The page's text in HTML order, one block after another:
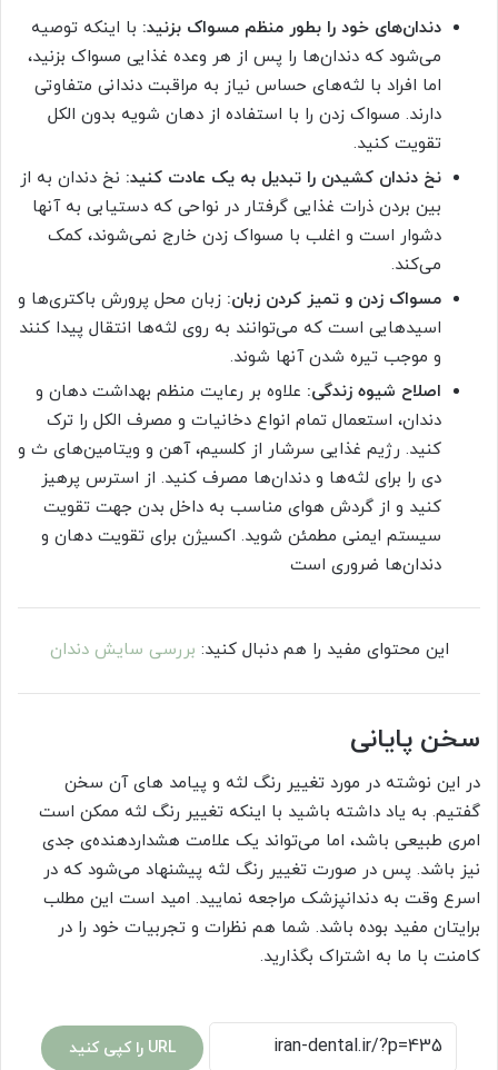
دندان‌های خود را بطور منظم مسواک بزنید: با اینکه توصیه
می‌شود که دندان‌ها را پس از هر وعده غذایی مسواک بزنید،
اما افراد با لثه‌های حساس نیاز به مراقبت دندانی متفاوتی
دارند. مسواک زدن را با استفاده از دهان شویه بدون الکل
تقویت کنید.
نخ دندان کشیدن را تبدیل به یک عادت کنید: نخ دندان به از
بین بردن ذرات غذایی گرفتار در نواحی که دستیابی به آنها
دشوار است و اغلب با مسواک زدن خارج نمی‌شوند، کمک
می‌کند.
مسواک زدن و تمیز کردن زبان: زبان محل پرورش باکتری‌ها و
اسیدهایی است که می‌توانند به روی لثه‌ها انتقال پیدا کنند
و موجب تیره شدن آنها شوند.
اصلاح شیوه زندگی: علاوه بر رعایت منظم بهداشت دهان و
دندان، استعمال تمام انواع دخانیات و مصرف الکل را ترک
کنید. رژیم غذایی سرشار از کلسیم، آهن و ویتامین‌های ث و
دی را برای لثه‌ها و دندان‌ها مصرف کنید. از استرس پرهیز
کنید و از گردش هوای مناسب به داخل بدن جهت تقویت
سیستم ایمنی مطمئن شوید. اکسیژن برای تقویت دهان و
دندان‌ها ضروری است
این محتوای مفید را هم دنبال کنید: بررسی سایش دندان
سخن پایانی
در این نوشته در مورد تغییر رنگ لثه و پیامد های آن سخن
گفتیم. به یاد داشته باشید با اینکه تغییر رنگ لثه ممکن است
امری طبیعی باشد، اما می‌تواند یک علامت هشداردهنده‌ی جدی
نیز باشد. پس در صورت تغییر رنگ لثه پیشنهاد می‌شود که در
اسرع وقت به دندانپزشک مراجعه نمایید. امید است این مطلب
برایتان مفید بوده باشد. شما هم نظرات و تجربیات خود را در
کامنت با ما به اشتراک بگذارید.
URL را کپی کنید